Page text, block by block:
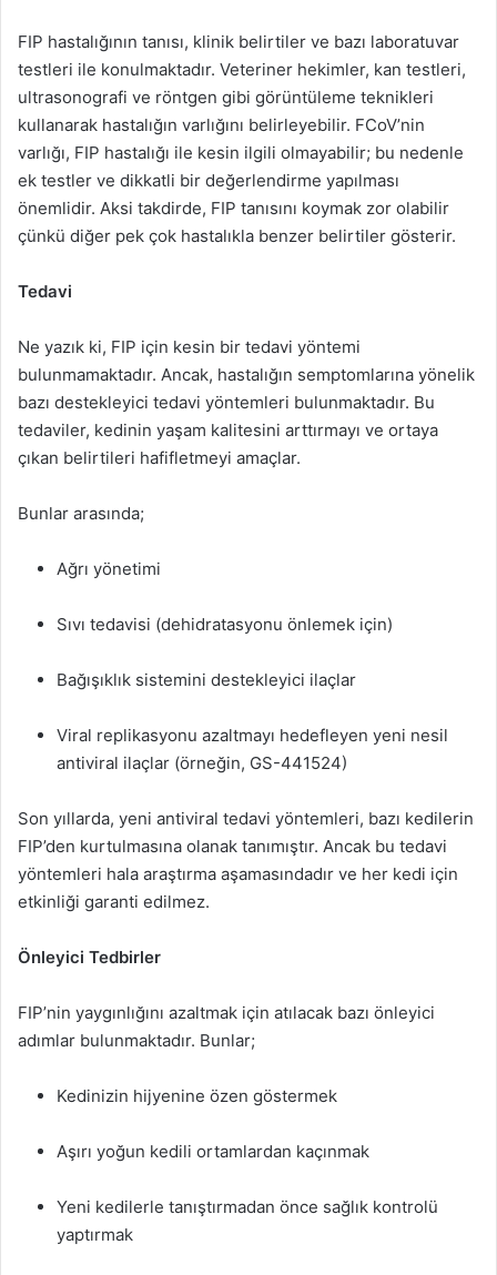
FIP hastalığının tanısı, klinik belirtiler ve bazı laboratuvar
testleri ile konulmaktadır. Veteriner hekimler, kan testleri,
ultrasonografi ve röntgen gibi görüntüleme teknikleri
kullanarak hastalığın varlığını belirleyebilir. FCoV’nin
varlığı, FIP hastalığı ile kesin ilgili olmayabilir; bu nedenle
ek testler ve dikkatli bir değerlendirme yapılması
önemlidir. Aksi takdirde, FIP tanısını koymak zor olabilir
çünkü diğer pek çok hastalıkla benzer belirtiler gösterir.
Tedavi
Ne yazık ki, FIP için kesin bir tedavi yöntemi
bulunmamaktadır. Ancak, hastalığın semptomlarına yönelik
bazı destekleyici tedavi yöntemleri bulunmaktadır. Bu
tedaviler, kedinin yaşam kalitesini arttırmayı ve ortaya
çıkan belirtileri hafifletmeyi amaçlar.
Bunlar arasında;
Ağrı yönetimi
Sıvı tedavisi (dehidratasyonu önlemek için)
Bağışıklık sistemini destekleyici ilaçlar
Viral replikasyonu azaltmayı hedefleyen yeni nesil
antiviral ilaçlar (örneğin, GS-441524)
Son yıllarda, yeni antiviral tedavi yöntemleri, bazı kedilerin
FIP’den kurtulmasına olanak tanımıştır. Ancak bu tedavi
yöntemleri hala araştırma aşamasındadır ve her kedi için
etkinliği garanti edilmez.
Önleyici Tedbirler
FIP’nin yaygınlığını azaltmak için atılacak bazı önleyici
adımlar bulunmaktadır. Bunlar;
Kedinizin hijyenine özen göstermek
Aşırı yoğun kedili ortamlardan kaçınmak
Yeni kedilerle tanıştırmadan önce sağlık kontrolü
yaptırmak